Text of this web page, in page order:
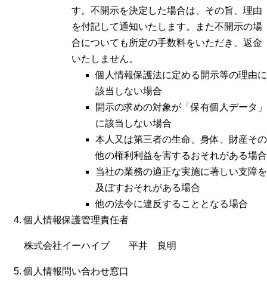
す。不開示を決定した場合は、その旨、理由
を付記して通知いたします。また不開示の場
合についても所定の手数料をいただき、返金
いたしません。
個人情報保護法に定める開示等の理由に
該当しない場合
開示の求めの対象が「保有個人データ」
に該当しない場合
本人又は第三者の生命、身体、財産その
他の権利利益を害するおそれがある場合
当社の業務の適正な実施に著しい支障を
及ぼすおそれがある場合
他の法令に違反することとなる場合
個人情報保護管理責任者
株式会社イーハイブ 平井 良明
個人情報問い合わせ窓口